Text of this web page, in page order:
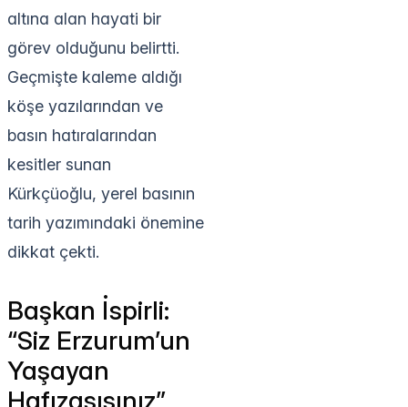
altına alan hayati bir
görev olduğunu belirtti.
Geçmişte kaleme aldığı
köşe yazılarından ve
basın hatıralarından
kesitler sunan
Kürkçüoğlu, yerel basının
tarih yazımındaki önemine
dikkat çekti.
Başkan İspirli:
“Siz Erzurum’un
Yaşayan
Hafızasısınız”